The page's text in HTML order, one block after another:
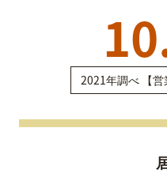
2021年調べ 【